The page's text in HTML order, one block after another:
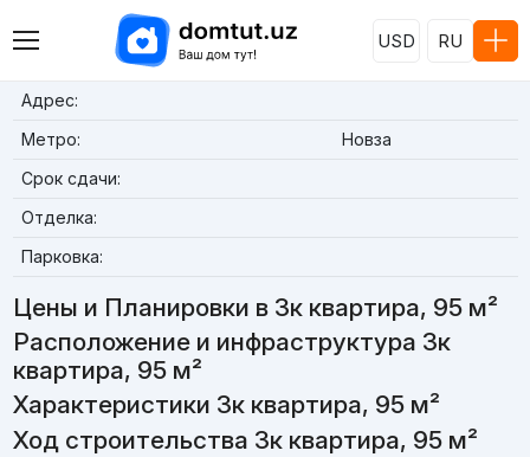
USD RU
Адрес:
Метро:
Новза
Срок сдачи:
Отделка:
Парковка:
Цены и Планировки в 3к квартира, 95 м²
Расположение и инфраструктура 3к
квартира, 95 м²
Характеристики 3к квартира, 95 м²
Ход строительства 3к квартира, 95 м²